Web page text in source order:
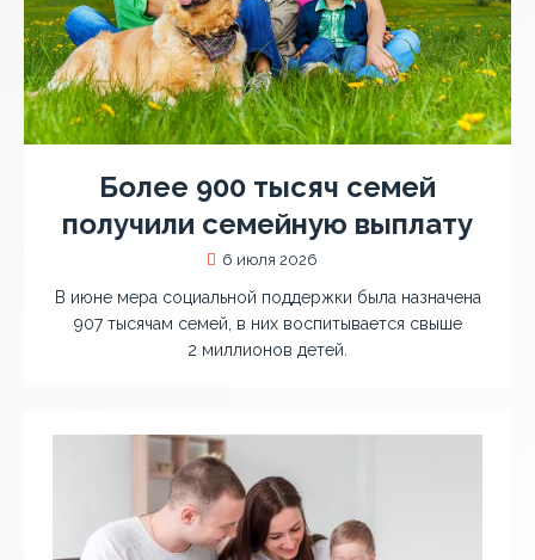
Более 900 тысяч семей
получили семейную выплату
6 июля 2026
В июне мера социальной поддержки была назначена
907 тысячам семей, в них воспитывается свыше
2 миллионов детей.